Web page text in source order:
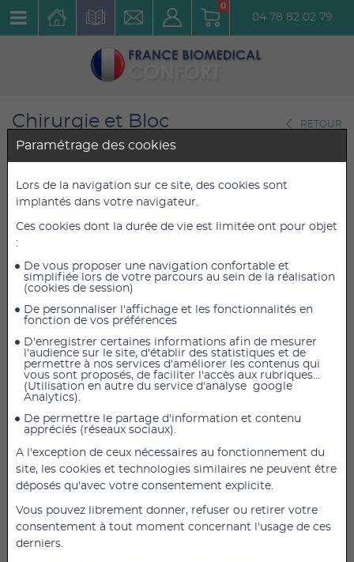
0
04 78 82 02 79
Chirurgie et Bloc
Opératoire
Gamme Sutures
RETOUR
Suture Filapeau-3/8 - 16 mm -
90 cm - 0.7 - 6/0
1,98 € TTC
1,88 €HT 1,88 € HT
AJOUTER AU PANIER
Suture Filapeau-3/8 - 16 mm - 90 cm - 0.7 - 6/0
Les sutures chirurgicales stériles Filapeau non
résorbables sont composés de monofils polyamide
Les sutures Filapeau sont utilisées pour la fermeture
des plans cutanés superficiels et en chirurgie plastique.
Aiguille à corps et à pointe triangulaire utilisée plus
particulièrement pour la suture des tendons et de la
peau.
Paramétrage des cookies
Lors de la navigation sur ce site, des cookies sont
implantés dans votre navigateur.
Ces cookies dont la durée de vie est limitée ont pour objet
:
De vous proposer une navigation confortable et
simplifiée lors de votre parcours au sein de la réalisation
(cookies de session)
De personnaliser l'affichage et les fonctionnalités en
fonction de vos préférences
D'enregistrer certaines informations afin de mesurer
l'audience sur le site, d'établir des statistiques et de
permettre à nos services d'améliorer les contenus qui
vous sont proposés, de faciliter l'accès aux rubriques...
(Utilisation en autre du service d'analyse google
Analytics).
De permettre le partage d'information et contenu
appréciés (réseaux sociaux).
A l'exception de ceux nécessaires au fonctionnement du
site, les cookies et technologies similaires ne peuvent être
déposés qu'avec votre consentement explicite.
Vous pouvez librement donner, refuser ou retirer votre
consentement à tout moment concernant l'usage de ces
derniers.